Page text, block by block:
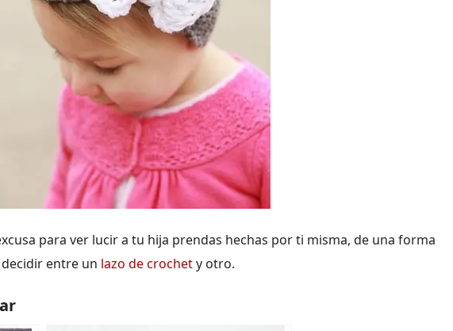
para ver lucir a tu hija prendas hechas por ti misma, de una forma
entre un lazo de crochety otro.